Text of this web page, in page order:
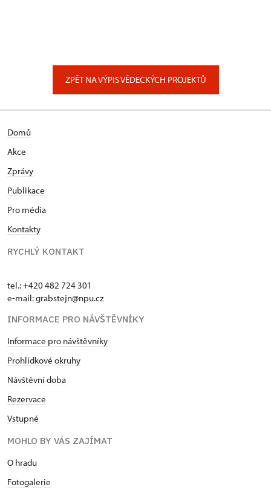
ZPĚT NA VÝPIS VĚDECKÝCH PROJEKTŮ
Domů
Akce
Zprávy
Publikace
Pro média
Kontakty
RYCHLÝ KONTAKT
tel.: +420 482 724 301
e-mail: grabstejn@npu.cz
INFORMACE PRO NÁVŠTĚVNÍKY
Informace pro návštěvníky
Prohlídkové okruhy
Návštěvní doba
Rezervace
Vstupné
MOHLO BY VÁS ZAJÍMAT
O hradu
Fotogalerie